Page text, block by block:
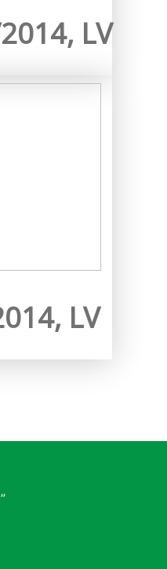
LV
LV